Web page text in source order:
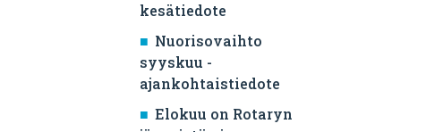
kesätiedote
Nuorisovaihto
syyskuu -
ajankohtaistiedote
Elokuu on Rotaryn